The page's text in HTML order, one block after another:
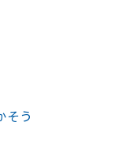
そう